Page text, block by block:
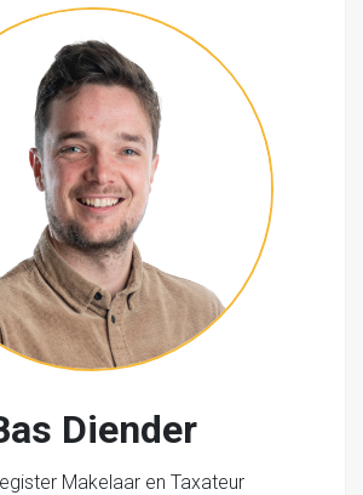
Diender
Makelaar en Taxateur